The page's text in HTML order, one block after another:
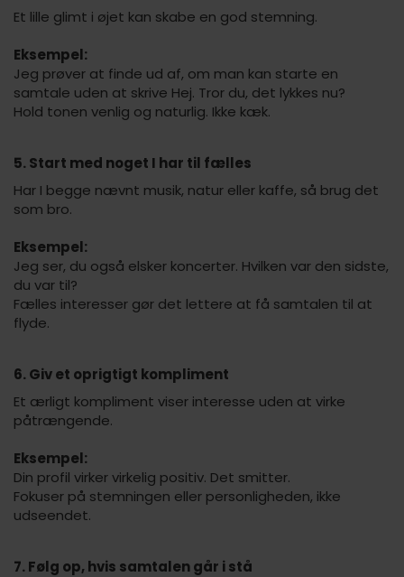
Et lille glimt i øjet kan skabe en god stemning.
Eksempel:
Jeg prøver at finde ud af, om man kan starte en
samtale uden at skrive Hej. Tror du, det lykkes nu?
Hold tonen venlig og naturlig. Ikke kæk.
5. Start med noget I har til fælles
Har I begge nævnt musik, natur eller kaffe, så brug det
som bro.
Eksempel:
Jeg ser, du også elsker koncerter. Hvilken var den sidste,
du var til?
Fælles interesser gør det lettere at få samtalen til at
flyde.
6. Giv et oprigtigt kompliment
Et ærligt kompliment viser interesse uden at virke
påtrængende.
Eksempel:
Din profil virker virkelig positiv. Det smitter.
Fokuser på stemningen eller personligheden, ikke
udseendet.
7. Følg op, hvis samtalen går i stå